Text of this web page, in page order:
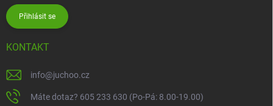
Přihlásit se
KONTAKT
info@juchoo.cz
Máte dotaz? 605 233 630 (Po-Pá: 8.00-19.00)